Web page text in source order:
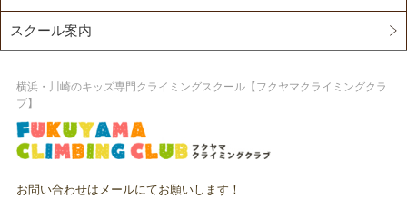
スクール案内
横浜・川崎のキッズ専門クライミングスクール【フクヤマクライミングクラ
ブ】
お問い合わせはメールにてお願いします！